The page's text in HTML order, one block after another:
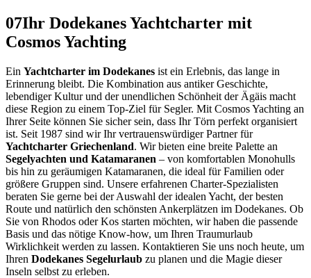
07Ihr Dodekanes Yachtcharter mit
Cosmos Yachting
Ein Yachtcharter im Dodekanes ist ein Erlebnis, das lange in
Erinnerung bleibt. Die Kombination aus antiker Geschichte,
lebendiger Kultur und der unendlichen Schönheit der Ägäis macht
diese Region zu einem Top-Ziel für Segler. Mit Cosmos Yachting an
Ihrer Seite können Sie sicher sein, dass Ihr Törn perfekt organisiert
ist. Seit 1987 sind wir Ihr vertrauenswürdiger Partner für
Yachtcharter Griechenland. Wir bieten eine breite Palette an
Segelyachten und Katamaranen – von komfortablen Monohulls
bis hin zu geräumigen Katamaranen, die ideal für Familien oder
größere Gruppen sind. Unsere erfahrenen Charter-Spezialisten
beraten Sie gerne bei der Auswahl der idealen Yacht, der besten
Route und natürlich den schönsten Ankerplätzen im Dodekanes. Ob
Sie von Rhodos oder Kos starten möchten, wir haben die passende
Basis und das nötige Know-how, um Ihren Traumurlaub
Wirklichkeit werden zu lassen. Kontaktieren Sie uns noch heute, um
Ihren Dodekanes Segelurlaub zu planen und die Magie dieser
Inseln selbst zu erleben.